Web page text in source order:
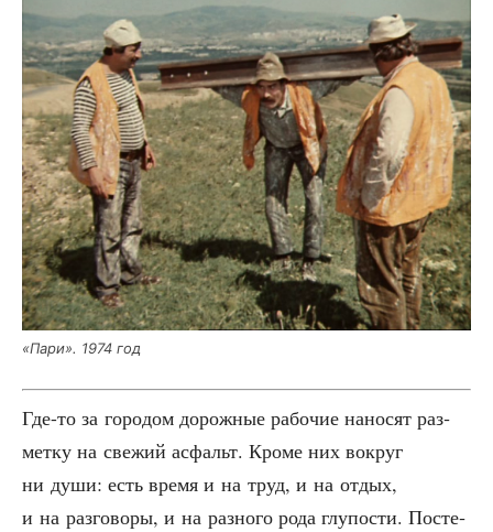
«Пари». 1974 год
Где-то за горо­дом дорож­ные рабо­чие нано­сят раз­
мет­ку на све­жий асфальт. Кро­ме них вокруг
ни души: есть вре­мя и на труд, и на отдых,
и на раз­го­во­ры, и на раз­но­го рода глу­по­сти. Посте­